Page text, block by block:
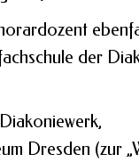
der
Dresden (zur